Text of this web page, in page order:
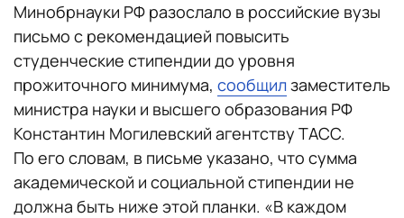
Минобрнауки РФ разослало в российские вузы
письмо с рекомендацией повысить
студенческие стипендии до уровня
прожиточного минимума, сообщилзаместитель
министра науки и высшего образования РФ
Константин Могилевский агентству ТАСС.
По его словам, в письме указано, что сумма
академической и социальной стипендии не
должна быть ниже этой планки. «В каждом